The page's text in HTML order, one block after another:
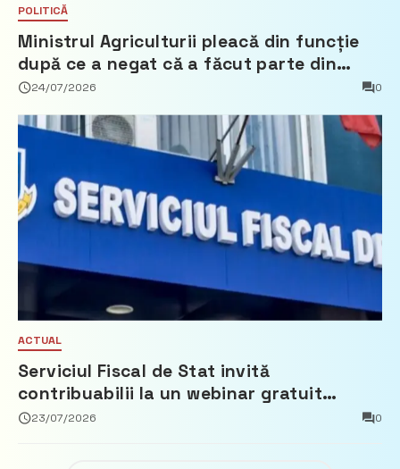
POLITICĂ
Ministrul Agriculturii pleacă din funcție
după ce a negat că a făcut parte din
Partidul Democrat
24/07/2026 0
ACTUAL
Serviciul Fiscal de Stat invită
contribuabilii la un webinar gratuit
privind calculul impozitului pe bunurile
23/07/2026 0